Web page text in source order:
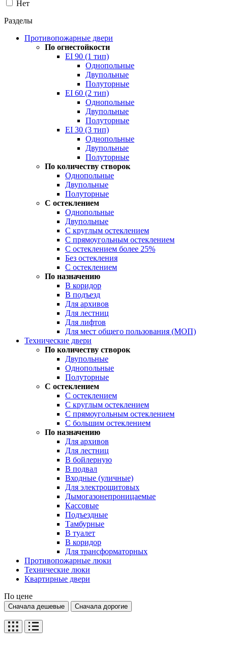
Нет
Разделы
Противопожарные двери
По огнестойкости
EI 90 (1 тип)
Однопольные
Двупольные
Полуторные
EI 60 (2 тип)
Однопольные
Двупольные
Полуторные
EI 30 (3 тип)
Однопольные
Двупольные
Полуторные
По количеству створок
Однопольные
Двупольные
Полуторные
С остеклением
Однопольные
Двупольные
С круглым остеклением
С прямоугольным остеклением
С остеклением более 25%
Без остекления
С остеклением
По назначению
В коридор
В подъезд
Для архивов
Для лестниц
Для лифтов
Для мест общего пользования (МОП)
Технические двери
По количеству створок
Двупольные
Однопольные
Полуторные
С остеклением
С остеклением
С круглым остеклением
С прямоугольным остеклением
С большим остеклением
По назначению
Для архивов
Для лестниц
В бойлерную
В подвал
Входные (уличные)
Для электрощитовых
Дымогазонепроницаемые
Кассовые
Подъездные
Тамбурные
В туалет
В коридор
Для трансформаторных
Противопожарные люки
Технические люки
Квартирные двери
По цене
Сначала дешевые Сначала дорогие